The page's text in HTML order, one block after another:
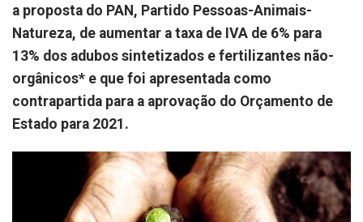
a proposta do PAN, Partido Pessoas-Animais-
Natureza, de aumentar a taxa de IVA de 6% para
13% dos adubos sintetizados e fertilizantes não-
orgânicos* e que foi apresentada como
contrapartida para a aprovação do Orçamento de
Estado para 2021.